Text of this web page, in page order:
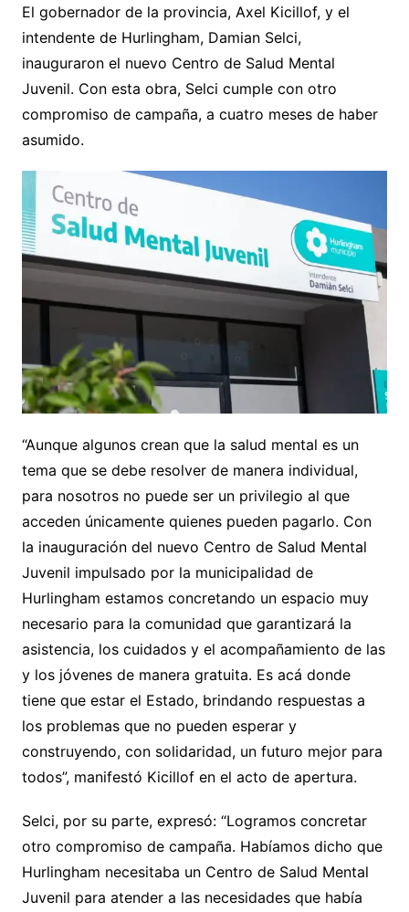
El gobernador de la provincia, Axel Kicillof, y el
intendente de Hurlingham, Damian Selci,
inauguraron el nuevo Centro de Salud Mental
Juvenil. Con esta obra, Selci cumple con otro
compromiso de campaña, a cuatro meses de haber
asumido.
“Aunque algunos crean que la salud mental es un
tema que se debe resolver de manera individual,
para nosotros no puede ser un privilegio al que
acceden únicamente quienes pueden pagarlo. Con
la inauguración del nuevo Centro de Salud Mental
Juvenil impulsado por la municipalidad de
Hurlingham estamos concretando un espacio muy
necesario para la comunidad que garantizará la
asistencia, los cuidados y el acompañamiento de las
y los jóvenes de manera gratuita. Es acá donde
tiene que estar el Estado, brindando respuestas a
los problemas que no pueden esperar y
construyendo, con solidaridad, un futuro mejor para
todos”, manifestó Kicillof en el acto de apertura.
Selci, por su parte, expresó: “Logramos concretar
otro compromiso de campaña. Habíamos dicho que
Hurlingham necesitaba un Centro de Salud Mental
Juvenil para atender a las necesidades que había